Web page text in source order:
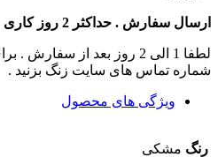
ارسال سفارش . حداکثر 2 روز کاری
لطفا 1 الی 2 روز بعد از
شماره تماس های سایت زنگ بزنید .
ویژگی های محصول
رنگ مشکی